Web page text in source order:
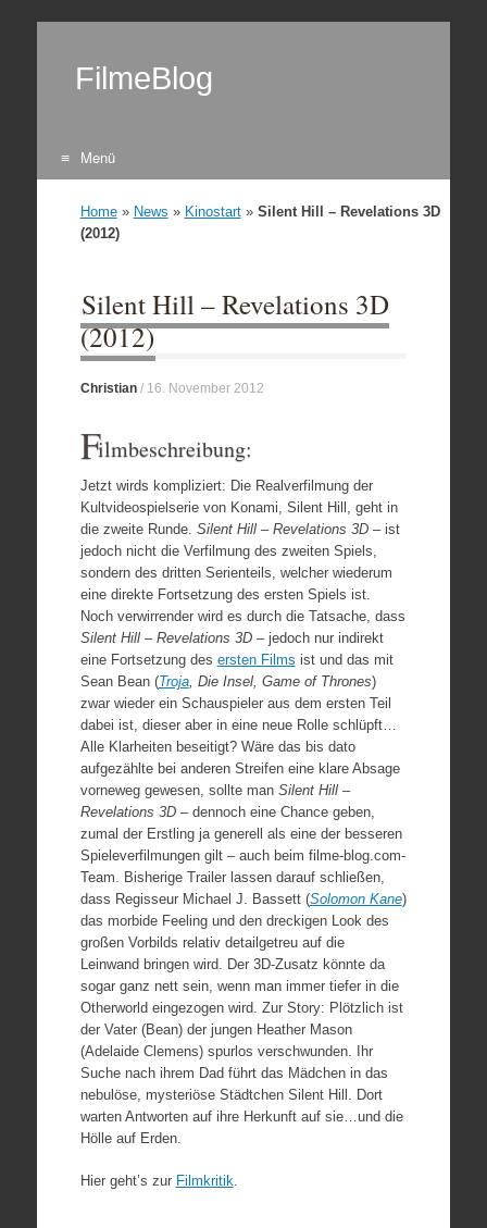
FilmeBlog
Menü
Home» News » Kinostart» Silent Hill – Revelations 3D
(2012)
Silent Hill – Revelations 3D
(2012)
Christian/ 16. November 2012
Filmbeschreibung:
Jetzt wirds kompliziert: Die Realverfilmung der
Kultvideospielserie von Konami, Silent Hill, geht in
die zweite Runde. Silent Hill – Revelations 3D– ist
jedoch nicht die Verfilmung des zweiten Spiels,
sondern des dritten Serienteils, welcher wiederum
eine direkte Fortsetzung des ersten Spiels ist.
Noch verwirrender wird es durch die Tatsache, dass
Silent Hill – Revelations 3D– jedoch nur indirekt
eine Fortsetzung des ersten Films ist und das mit
Sean Bean (Troja, Die Insel, Game of Thrones)
zwar wieder ein Schauspieler aus dem ersten Teil
dabei ist, dieser aber in eine neue Rolle schlüpft…
Alle Klarheiten beseitigt? Wäre das bis dato
aufgezählte bei anderen Streifen eine klare Absage
vorneweg gewesen, sollte man Silent Hill –
Revelations 3D –dennoch eine Chance geben,
zumal der Erstling ja generell als eine der besseren
Spieleverfilmungen gilt – auch beim filme-blog.com-
Team. Bisherige Trailer lassen darauf schließen,
dass Regisseur Michael J. Bassett (Solomon Kane)
das morbide Feeling und den dreckigen Look des
großen Vorbilds relativ detailgetreu auf die
Leinwand bringen wird. Der 3D-Zusatz könnte da
sogar ganz nett sein, wenn man immer tiefer in die
Otherworld eingezogen wird. Zur Story: Plötzlich ist
der Vater (Bean) der jungen Heather Mason
(Adelaide Clemens) spurlos verschwunden. Ihr
Suche nach ihrem Dad führt das Mädchen in das
nebulöse, mysteriöse Städtchen Silent Hill. Dort
warten Antworten auf ihre Herkunft auf sie…und die
Hölle auf Erden.
Hier geht’s zur Filmkritik.